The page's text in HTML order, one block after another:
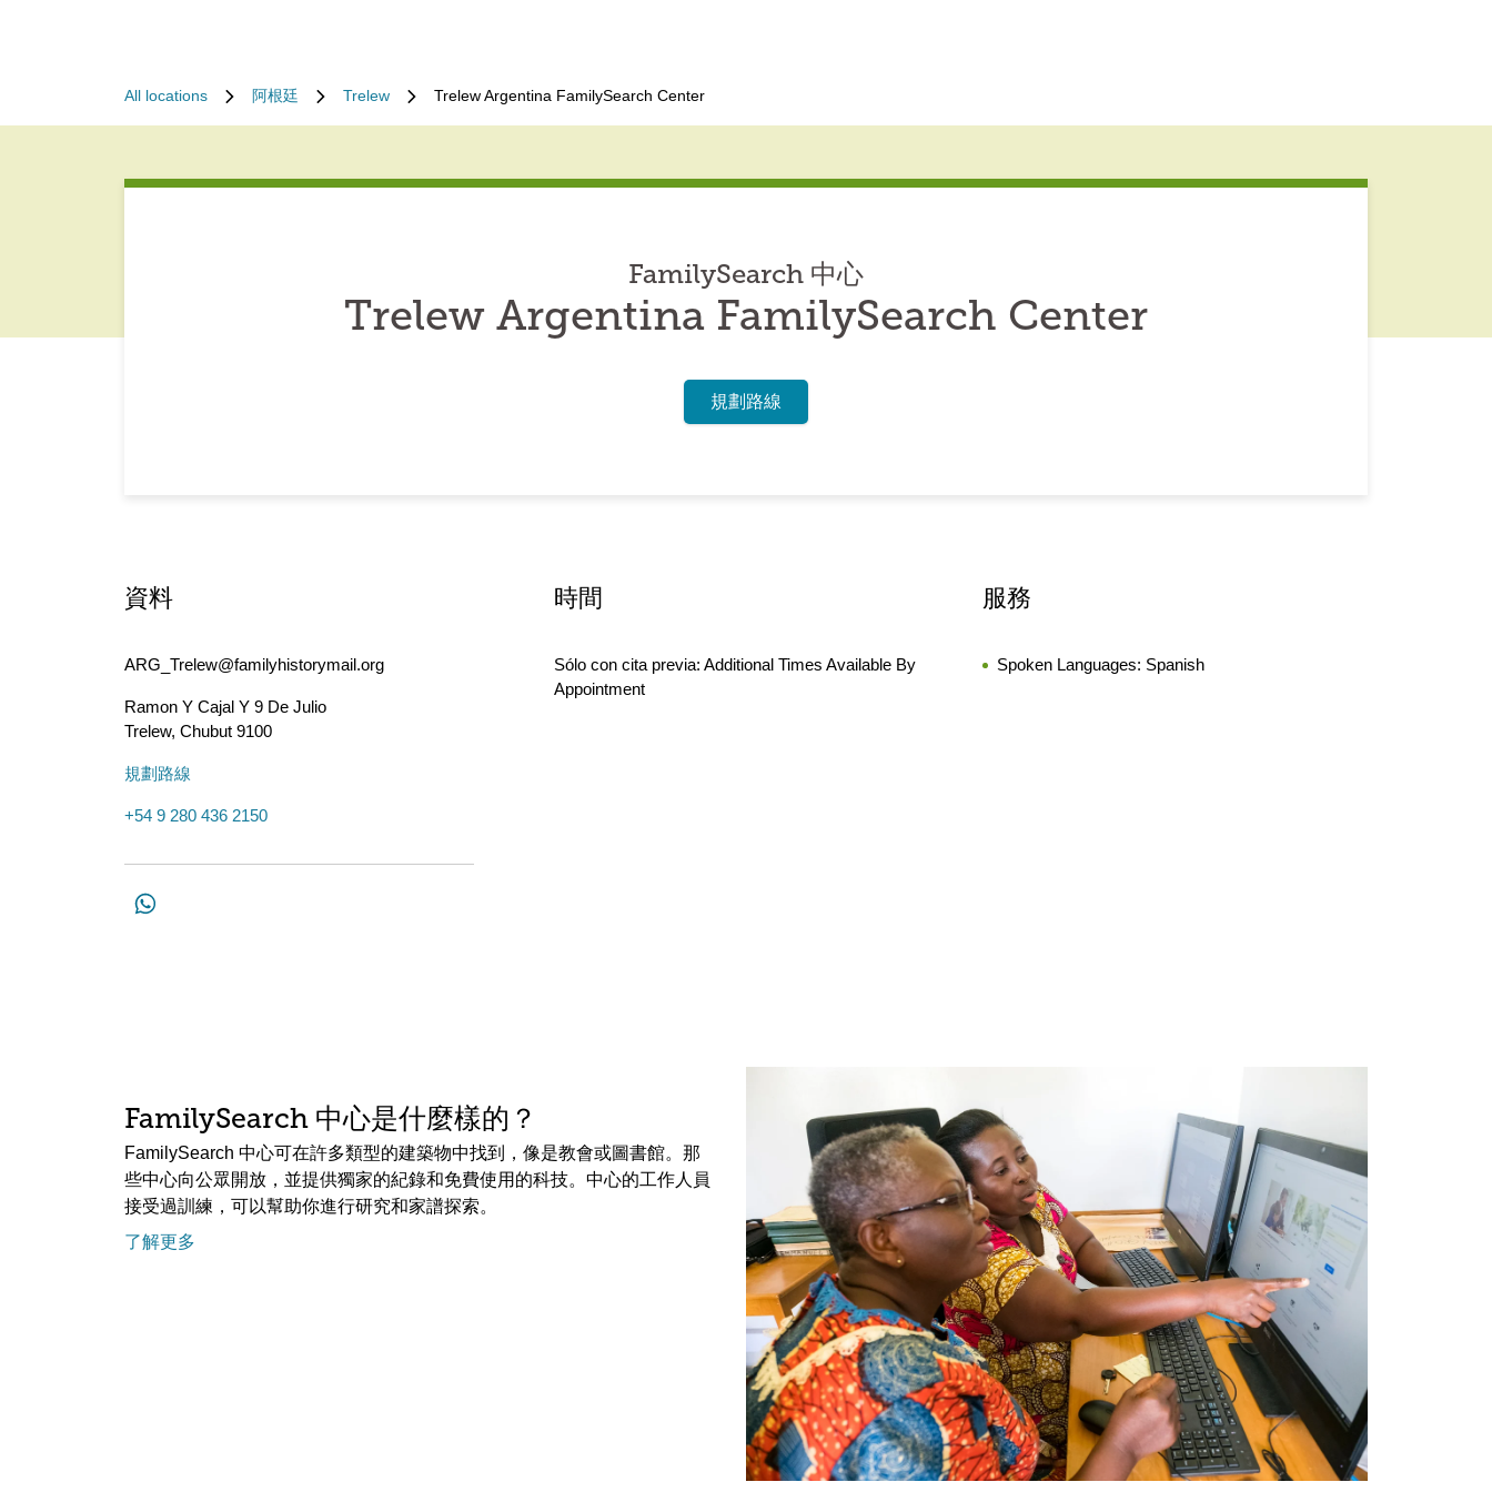
All locations 阿根廷 Trelew Trelew Argentina FamilySearch Center
FamilySearch 中心
Trelew Argentina FamilySearch Center
規劃路線
資料
ARG_Trelew@familyhistorymail.org
Ramon Y Cajal Y 9 De Julio
Trelew, Chubut 9100
規劃路線
+54 9 280 436 2150
時間
Sólo con cita previa: Additional Times Available By
Appointment
服務
Spoken Languages: Spanish
FamilySearch 中心是什麼樣的？
FamilySearch 中心可在許多類型的建築物中找到，像是教會或圖書館。那
些中心向公眾開放，並提供獨家的紀錄和免費使用的科技。中心的工作人員
接受過訓練，可以幫助你進行研究和家譜探索。
了解更多